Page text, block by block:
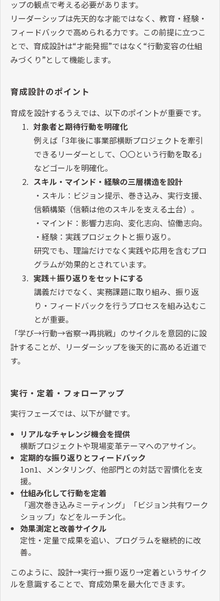
ップの観点で考える必要があります。
リーダーシップは先天的な才能ではなく、教育・経験・
フィードバックで高められる力です。この前提に立つこ
とで、育成設計は“才能発掘”ではなく “行動変容の仕組
みづくり”として機能します。
育成設計のポイント
育成を設計するうえでは、以下のポイントが重要です。
1. 対象者と期待行動を明確化
例えば「3年後に事業部横断プロジェクトを牽引
できるリーダーとして、〇〇という行動を取る」
などゴールを明確化。
2. スキル・マインド・経験の三層構造を設計
・スキル：ビジョン提示、巻き込み、実行支援、
信頼構築（信頼は他のスキルを支える土台）。
・マインド：影響力志向、変化志向、協働志向。
・経験：実践プロジェクトと振り返り。
研究でも、理論だけでなく実践や応用を含むプロ
グラムが効果的とされています。
3. 実践＋振り返りをセットにする
講義だけでなく、実務課題に取り組み、振り返
り・フィードバックを行うプロセスを組み込むこ
とが重要。
「学び→行動→省察→再挑戦」のサイクルを意図的に設
計することが、リーダーシップを後天的に高める近道で
す。
実行・定着・フォローアップ
実行フェーズでは、以下が鍵です。
リアルなチャレンジ機会を提供
横断プロジェクトや現場変革テーマへのアサイン。
定期的な振り返りとフィードバック
1on1、メンタリング、他部門との対話で習慣化を支
援。
仕組み化して行動を定着
「週次巻き込みミーティング」「ビジョン共有ワーク
ショップ」などをルーチン化。
効果測定と改善サイクル
定性・定量で成果を追い、プログラムを継続的に改
善。
このように、設計→実行→振り返り→定着というサイク
ルを意識することで、育成効果を最大化できます。